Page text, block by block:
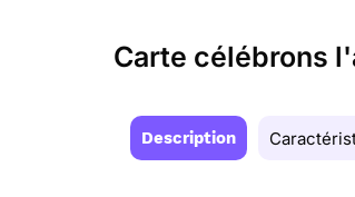
Carte célébrons
Description